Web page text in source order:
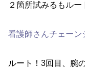
２箇所試みるもルー
看護師さんチェーン
ルート！3回目、腕